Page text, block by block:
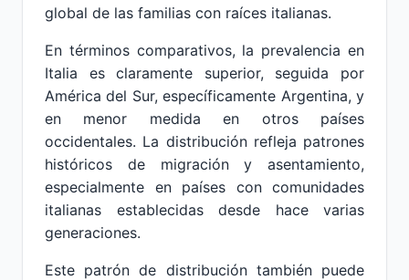
global de las familias con raíces italianas.
En términos comparativos, la prevalencia en
Italia es claramente superior, seguida por
América del Sur, específicamente Argentina, y
en menor medida en otros países
occidentales. La distribución refleja patrones
históricos de migración y asentamiento,
especialmente en países con comunidades
italianas establecidas desde hace varias
generaciones.
Este patrón de distribución también puede